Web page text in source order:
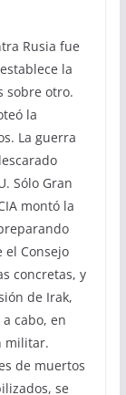
Rusia fue
la
sobre otro.
la
La guerra
Sólo Gran
montó la
Consejo
concretas, y
de Irak,
cabo, en
militar.
de muertos
se